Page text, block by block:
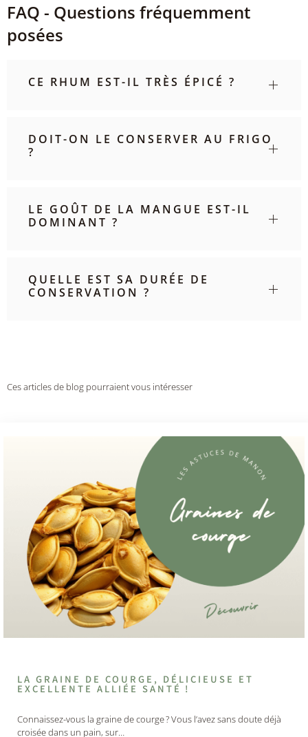
FAQ - Questions fréquemment
posées
CE RHUM EST-IL TRÈS ÉPICÉ ?
DOIT-ON LE CONSERVER AU FRIGO
?
LE GOÛT DE LA MANGUE EST-IL
DOMINANT ?
QUELLE EST SA DURÉE DE
CONSERVATION ?
Ces articles de blog pourraient vous intéresser
LA GRAINE DE COURGE, DÉLICIEUSE ET
EXCELLENTE ALLIÉE SANTÉ !
Connaissez-vous la graine de courge ? Vous l’avez sans doute déjà
croisée dans un pain, sur…